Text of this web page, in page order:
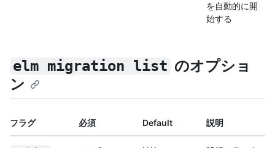
を自動的に開
始する
elm migration list のオプショ
ン
フラグ 必須 Default 説明